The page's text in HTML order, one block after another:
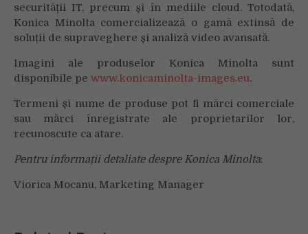
securității IT, precum și în mediile cloud. Totodată,
Konica Minolta comercializează o gamă extinsă de
soluții de supraveghere și analiză video avansată.
Imagini ale produselor Konica Minolta sunt
disponibile pe www.konicaminolta-images.eu.
Termeni şi nume de produse pot fi mărci comerciale
sau mărci înregistrate ale proprietarilor lor,
recunoscute ca atare.
Pentru informații detaliate despre Konica Minolta:
Viorica Mocanu, Marketing Manager